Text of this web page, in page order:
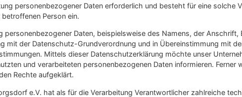
personenbezogener Daten erforderlich und besteht für eine solche
Person ein.
personenbezogener Daten, beispielsweise des Namens, der
mit der Datenschutz-Grundverordnung und in Übereinstimmung mit
Mittels dieser Datenschutzerklärung möchte unser
und verarbeiteten personenbezogenen Daten informieren.
Rechte aufgeklärt.
e.V. hat als für die Verarbeitung Verantwortlicher zahlreiche